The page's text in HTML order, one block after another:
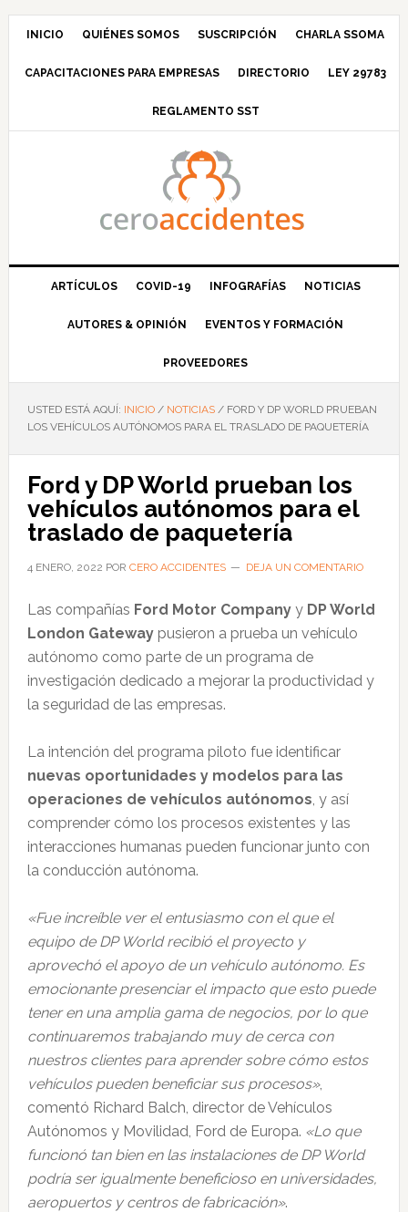
Saltar
navegación
Saltar
principal
Saltar
barra
principal
Saltar
INICIO QUIÉNES SOMOS SUSCRIPCIÓN CHARLA SSOMA
CAPACITACIONES PARA EMPRESAS DIRECTORIO LEY 29783
REGLAMENTO SST
ARTÍCULOS COVID-19 INFOGRAFÍAS NOTICIAS
AUTORES & OPINIÓN EVENTOS Y FORMACIÓN
PROVEEDORES
USTED ESTÁ AQUÍ: INICIO / NOTICIAS /FORD Y DP WORLD PRUEBAN
LOS VEHÍCULOS AUTÓNOMOS PARA EL TRASLADO DE PAQUETERÍA
Ford y DP World prueban los
vehículos autónomos para el
traslado de paquetería
4 ENERO, 2022 POR CERO ACCIDENTES DEJA UN COMENTARIO
Las compañías Ford Motor Companyy DP World
London Gatewaypusieron a prueba un vehículo
autónomo como parte de un programa de
investigación dedicado a mejorar la productividad y
la seguridad de las empresas.
La intención del programa piloto fue identificar
nuevas oportunidades y modelos para las
operaciones de vehículos autónomos, y así
comprender cómo los procesos existentes y las
interacciones humanas pueden funcionar junto con
la conducción autónoma.
«Fue increíble ver el entusiasmo con el que el
equipo de DP World recibió el proyecto y
aprovechó el apoyo de un vehículo autónomo. Es
emocionante presenciar el impacto que esto puede
tener en una amplia gama de negocios, por lo que
continuaremos trabajando muy de cerca con
nuestros clientes para aprender sobre cómo estos
vehículos pueden beneficiar sus procesos»,
comentó Richard Balch, director de Vehículos
Autónomos y Movilidad, Ford de Europa. «Lo que
funcionó tan bien en las instalaciones de DP World
podría ser igualmente beneficioso en universidades,
aeropuertos y centros de fabricación».